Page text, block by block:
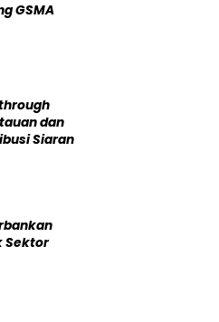
GSMA
dan
Siaran
Sektor